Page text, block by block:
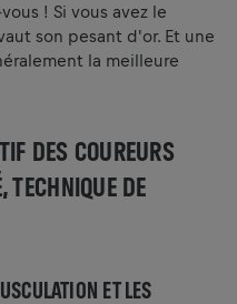
! Si vous avez le
son pesant d'or. Et une
la meilleure
DES COUREURS
DE
ET LES